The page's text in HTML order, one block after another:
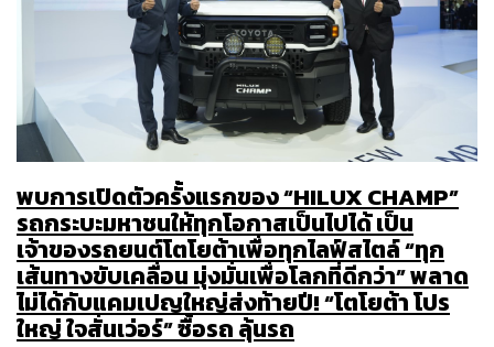
พบการเปิดตัวครั้งแรกของ “HILUX CHAMP”
รถกระบะมหาชนให้ทุกโอกาสเป็นไปได้ เป็น
เจ้าของรถยนต์โตโยต้าเพื่อทุกไลฟ์สไตล์ “ทุก
เส้นทางขับเคลื่อน มุ่งมั่นเพื่อโลกที่ดีกว่า” พลาด
ไม่ได้กับแคมเปญใหญ่ส่งท้ายปี! “โตโยต้า โปร
ใหญ่ ใจสั่นเว่อร์” ซื้อรถ ลุ้นรถ